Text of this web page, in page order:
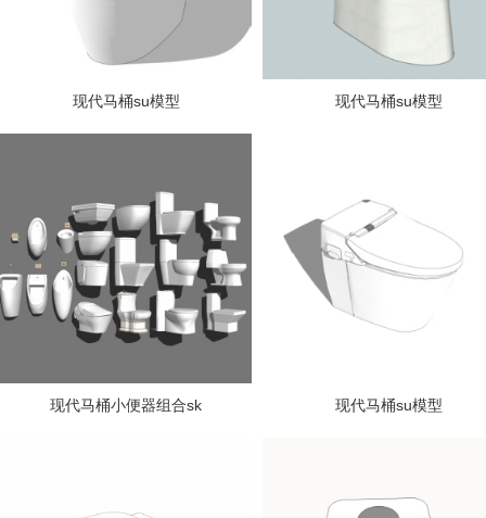
现代马桶su模型 现代马桶su模型
现代马桶小便器组合sk 现代马桶su模型